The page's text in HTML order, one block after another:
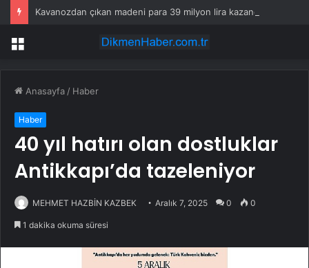
Kavanozdan çıkan madeni para 39 milyon lira kazandırdı
Menü
Anasayfa / Haber
Haber
40 yıl hatırı olan dostluklar
Antikkapı’da tazeleniyor
MEHMET HAZBİN KAZBEK Aralık 7, 2025 0 0
1 dakika okuma süresi